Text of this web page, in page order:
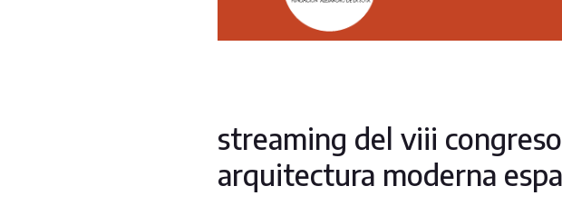
streaming del viii
arquitectura moderna